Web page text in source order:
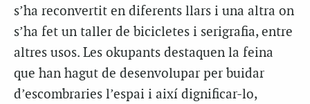
s’ha reconvertit en diferents llars i una altra on
s’ha fet un taller de bicicletes i serigrafia, entre
altres usos. Les okupants destaquen la feina
que han hagut de desenvolupar per buidar
d’escombraries l’espai i així dignificar-lo,